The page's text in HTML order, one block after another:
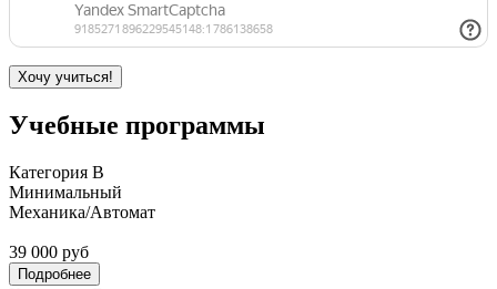
Учебные программы
Категория В
Минимальный
Механика/Автомат
39 000 руб
Подробнее